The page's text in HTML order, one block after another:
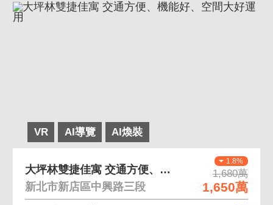
VR AI導覽 AI煥裝
1.8%
1,680萬
1,650萬
大坪林雙捷佳寓 交通方便、機能好、空間大好運用
新北市新店區中興路三段